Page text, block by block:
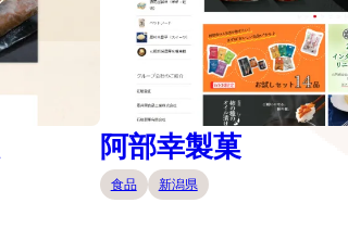
阿部幸製菓
食品 新潟県